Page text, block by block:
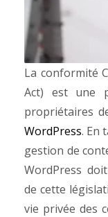
La conformité
Act) est une
propriétaires
WordPress. En
gestion de
WordPress
de cette
vie privée des